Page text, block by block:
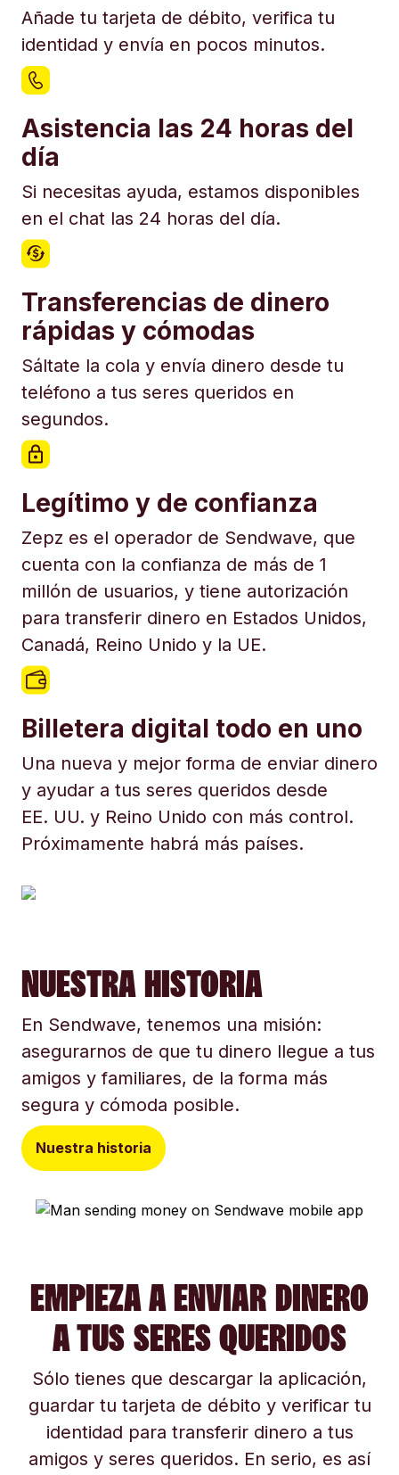
Añade tu tarjeta de débito, verifica tu
identidad y envía en pocos minutos.
Asistencia las 24 horas del
día
Si necesitas ayuda, estamos disponibles
en el chat las 24 horas del día.
Transferencias de dinero
rápidas y cómodas
Sáltate la cola y envía dinero desde tu
teléfono a tus seres queridos en
segundos.
Legítimo y de confianza
Zepz es el operador de Sendwave, que
cuenta con la confianza de más de 1
millón de usuarios, y tiene autorización
para transferir dinero en Estados Unidos,
Canadá, Reino Unido y la UE.
Billetera digital todo en uno
Una nueva y mejor forma de enviar dinero
y ayudar a tus seres queridos desde
EE. UU. y Reino Unido con más control.
Próximamente habrá más países.
NUESTRA HISTORIA
En Sendwave, tenemos una misión:
asegurarnos de que tu dinero llegue a tus
amigos y familiares, de la forma más
segura y cómoda posible.
Nuestra historia
EMPIEZA A ENVIAR DINERO
A TUS SERES QUERIDOS
Sólo tienes que descargar la aplicación,
guardar tu tarjeta de débito y verificar tu
identidad para transferir dinero a tus
amigos y seres queridos. En serio, es así